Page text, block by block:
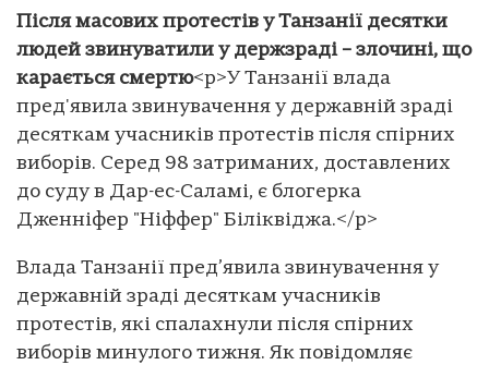
Після масових протестів у Танзанії десятки
людей звинуватили у держзраді – злочині, що
карається смертю<p>У Танзанії влада
пред'явила звинувачення у державній зраді
десяткам учасників протестів після спірних
виборів. Серед 98 затриманих, доставлених
до суду в Дар-ес-Саламі, є блогерка
Дженніфер "Ніффер" Біліквіджа.</p>
Влада Танзанії пред’явила звинувачення у
державній зраді десяткам учасників
протестів, які спалахнули після спірних
виборів минулого тижня. Як повідомляє